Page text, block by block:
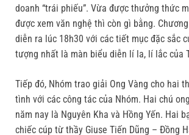
doanh “trái phiếu”. Vừa được thưởng thức
được xem văn nghệ thì còn gì bằng.
diễn ra lúc 18h30 với các tiết mục đặc sắc
tượng nhất là màn biểu diễn lí la, lí lắc của
Tiếp đó, Nhóm trao giải Ong Vàng cho hai
tình với các công tác của Nhóm. Hai chú
năm nay là Nguyên Kha và Hồng Yến. Hai
chiếc cúp từ thầy Giuse Tiến Dũng – Đồng